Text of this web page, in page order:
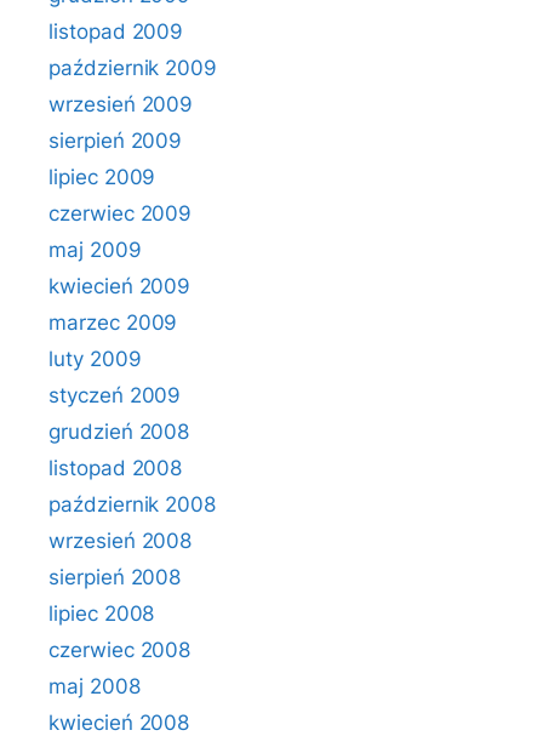
listopad 2009
październik 2009
wrzesień 2009
sierpień 2009
lipiec 2009
czerwiec 2009
maj 2009
kwiecień 2009
marzec 2009
luty 2009
styczeń 2009
grudzień 2008
listopad 2008
październik 2008
wrzesień 2008
sierpień 2008
lipiec 2008
czerwiec 2008
maj 2008
kwiecień 2008